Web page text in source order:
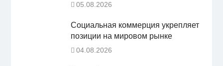
05.08.2026
Социальная коммерция укрепляет
позиции на мировом рынке
04.08.2026